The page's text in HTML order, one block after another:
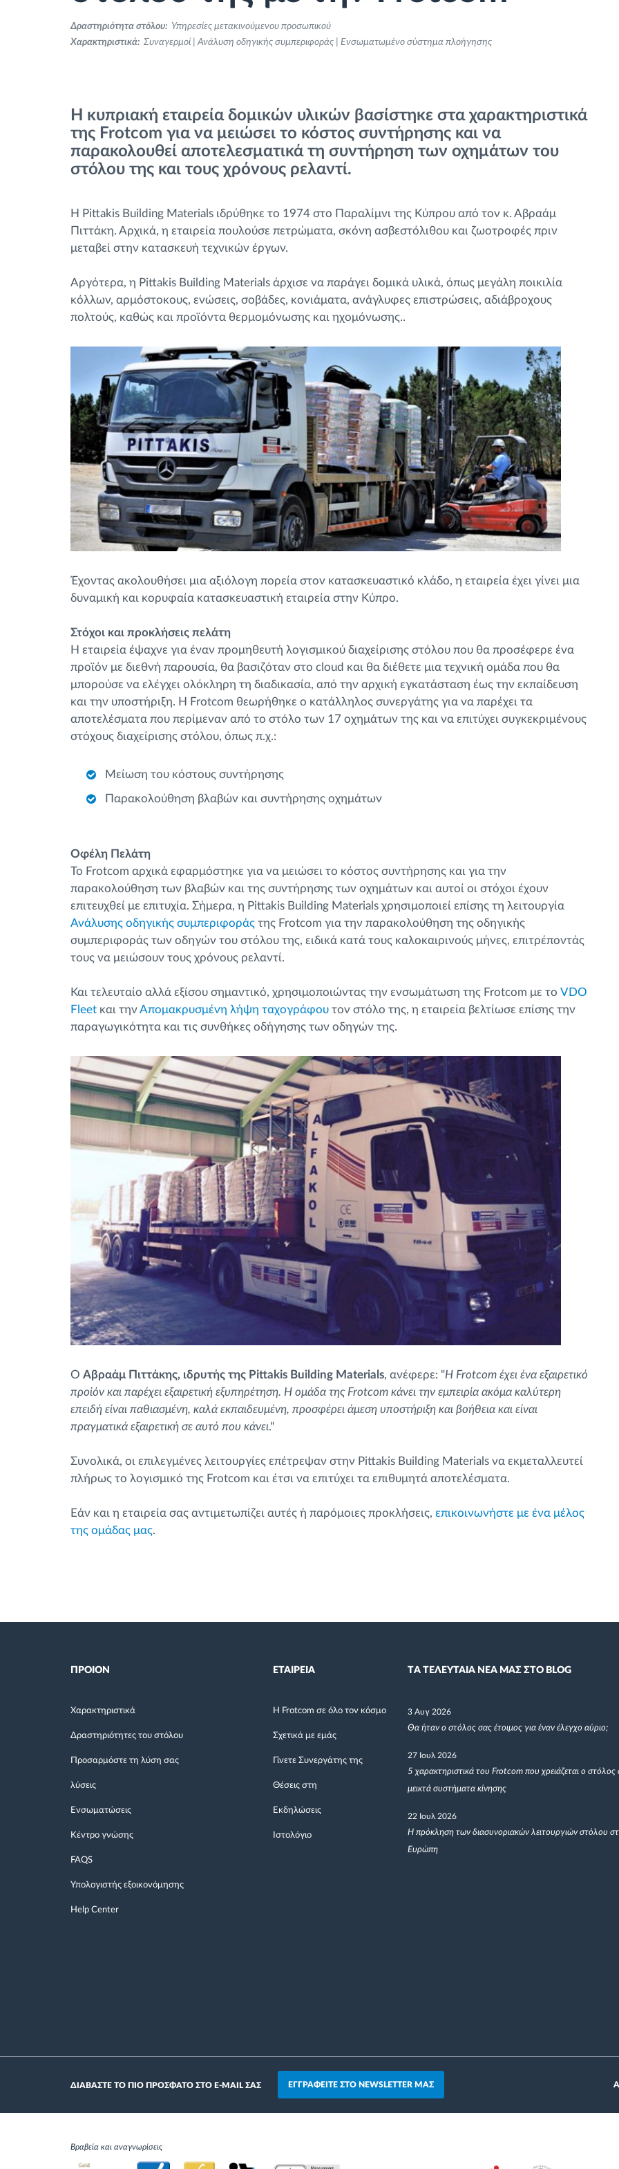
διαδρομής
Αυτόματη αναγνώριση οδηγού
Δραστηριότητα στόλου: Υπηρεσίες μετακινούμενου προσωπικού
Χαρακτηριστικά: Συναγερμοί | Ανάλυση οδηγικής συμπεριφοράς | Ενσωματωμένο σύστημα πλοήγησης
Η κυπριακή εταιρεία δομικών υλικών βασίστηκε στα χαρακτηριστικά
της Frotcom για να μειώσει το κόστος συντήρησης και να
παρακολουθεί αποτελεσματικά τη συντήρηση των οχημάτων του
στόλου της και τους χρόνους ρελαντί.
Η Pittakis Building Materials ιδρύθηκε το 1974 στο Παραλίμνι της Κύπρου από τον κ. Αβραάμ
Πιττάκη. Αρχικά, η εταιρεία πουλούσε πετρώματα, σκόνη ασβεστόλιθου και ζωοτροφές πριν
μεταβεί στην κατασκευή τεχνικών έργων.
Αργότερα, η Pittakis Building Materials άρχισε να παράγει δομικά υλικά, όπως μεγάλη ποικιλία
κόλλων, αρμόστοκους, ενώσεις, σοβάδες, κονιάματα, ανάγλυφες επιστρώσεις, αδιάβροχους
πολτούς, καθώς και προϊόντα θερμομόνωσης και ηχομόνωσης..
Έχοντας ακολουθήσει μια αξιόλογη πορεία στον κατασκευαστικό κλάδο, η εταιρεία έχει γίνει μια
δυναμική και κορυφαία κατασκευαστική εταιρεία στην Κύπρο.
Στόχοι και προκλήσεις πελάτη
Η εταιρεία έψαχνε για έναν προμηθευτή λογισμικού διαχείρισης στόλου που θα προσέφερε ένα
προϊόν με διεθνή παρουσία, θα βασιζόταν στο cloud και θα διέθετε μια τεχνική ομάδα που θα
μπορούσε να ελέγχει ολόκληρη τη διαδικασία, από την αρχική εγκατάσταση έως την εκπαίδευση
και την υποστήριξη. Η Frotcom θεωρήθηκε ο κατάλληλος συνεργάτης για να παρέχει τα
αποτελέσματα που περίμεναν από το στόλο των 17 οχημάτων της και να επιτύχει συγκεκριμένους
στόχους διαχείρισης στόλου, όπως π.χ.:
Μείωση του κόστους συντήρησης
Παρακολούθηση βλαβών και συντήρησης οχημάτων
Οφέλη Πελάτη
Το Frotcom αρχικά εφαρμόστηκε για να μειώσει το κόστος συντήρησης και για την
παρακολούθηση των βλαβών και της συντήρησης των οχημάτων και αυτοί οι στόχοι έχουν
επιτευχθεί με επιτυχία. Σήμερα, η Pittakis Building Materials χρησιμοποιεί επίσης τη λειτουργία
Ανάλυσης οδηγικής συμπεριφοράς της Frotcom για την παρακολούθηση της οδηγικής
συμπεριφοράς των οδηγών του στόλου της, ειδικά κατά τους καλοκαιρινούς μήνες, επιτρέποντάς
τους να μειώσουν τους χρόνους ρελαντί.
Και τελευταίο αλλά εξίσου σημαντικό, χρησιμοποιώντας την ενσωμάτωση της Frotcom με το VDO
Fleet και τηνΑπομακρυσμένη λήψη ταχογράφου τον στόλο της, η εταιρεία βελτίωσε επίσης την
παραγωγικότητα και τις συνθήκες οδήγησης των οδηγών της.
Ο Αβραάμ Πιττάκης, ιδρυτής της Pittakis Building Materials, ανέφερε: "Η Frotcom έχει ένα εξαιρετικό
προϊόν και παρέχει εξαιρετική εξυπηρέτηση. Η ομάδα της Frotcom κάνει την εμπειρία ακόμα καλύτερη
επειδή είναι παθιασμένη, καλά εκπαιδευμένη, προσφέρει άμεση υποστήριξη και βοήθεια και είναι
πραγματικά εξαιρετική σε αυτό που κάνει."
Συνολικά, οι επιλεγμένες λειτουργίες επέτρεψαν στην Pittakis Building Materials να εκμεταλλευτεί
πλήρως το λογισμικό της Frotcom και έτσι να επιτύχει τα επιθυμητά αποτελέσματα.
Εάν και η εταιρεία σας αντιμετωπίζει αυτές ή παρόμοιες προκλήσεις, επικοινωνήστε με ένα μέλος
της ομάδας μας.
ΠΡΟΙΟΝ
Χαρακτηριστικά
Δραστηριότητες του στόλου
Προσαρμόστε τη λύση σας
λύσεις
Ενσωματώσεις
Κέντρο γνώσης
FAQS
Υπολογιστής εξοικονόμησης
Help Center
ΕΤΑΙΡΕΙΑ
Η Frotcom σε όλο τον κόσμο
Σχετικά με εμάς
Γίνετε Συνεργάτης της
Θέσεις στη
Εκδηλώσεις
Ιστολόγιο
TΑ ΤΕΛΕΥΤΑΙΑ ΝΕΑ ΜΑΣ ΣΤΟ BLOG
3 Αυγ 2026
Θα ήταν ο στόλος σας έτοιμος για έναν έλεγχο αύριο;
27 Ιουλ 2026
5 χαρακτηριστικά του Frotcom που χρειάζεται ο στόλος
μεικτά συστήματα κίνησης
22 Ιουλ 2026
Η πρόκληση των διασυνοριακών λειτουργιών στόλου
Ευρώπη
ΔΙΑΒΑΣΤΕ ΤΟ ΠΙΟ ΠΡΟΣΦΑΤΟ ΣΤΟ E-MAIL ΣΑΣ ΕΓΓΡΑΦΕΙΤΕ ΣΤΟ NEWSLETTER ΜΑΣ
Βραβεία και αναγνωρίσεις